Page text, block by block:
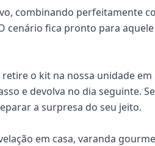
combinando perfeitamente
cenário fica pronto para
o kit na nossa unidade
e devolva no dia seguinte.
a surpresa do seu jeito.
em casa, varanda